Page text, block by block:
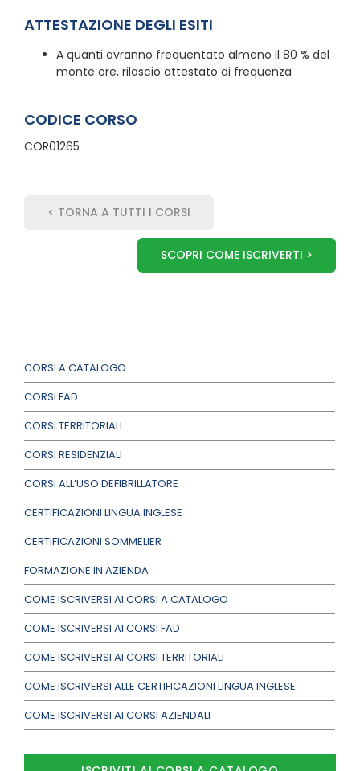
CORSI A CATALOGO
CORSI FAD
CORSI TERRITORIALI
CORSI RESIDENZIALI
CORSI ALL’USO DEFIBRILLATORE
CERTIFICAZIONI LINGUA INGLESE
CERTIFICAZIONI SOMMELIER
FORMAZIONE IN AZIENDA
COME ISCRIVERSI AI CORSI A CATALOGO
COME ISCRIVERSI AI CORSI FAD
COME ISCRIVERSI AI CORSI TERRITORIALI
COME ISCRIVERSI ALLE CERTIFICAZIONI LINGUA INGLESE
COME ISCRIVERSI AI CORSI AZIENDALI
ATTESTAZIONE DEGLI ESITI
A quanti avranno frequentato almeno il 80 % del
monte ore, rilascio attestato di frequenza
CODICE CORSO
COR01265
< TORNA A TUTTI I CORSI
SCOPRI COME ISCRIVERTI >